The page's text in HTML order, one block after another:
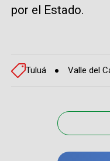
por el Estado.
Tuluá Valle del